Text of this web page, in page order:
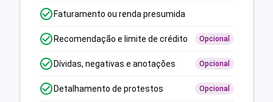
Faturamento ou renda presumida
Recomendação e limite de crédito Opcional
Dívidas, negativas e anotações Opcional
Detalhamento de protestos Opcional